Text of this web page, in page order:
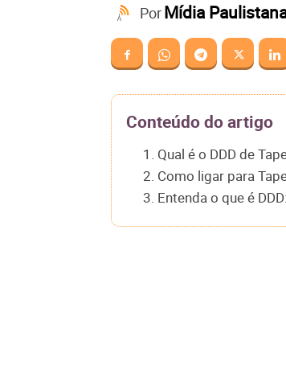
PorMídia
Conteúdo do artigo
1. Qual é o DDD de
2. Como ligar para
3. Entenda o que é DDD: